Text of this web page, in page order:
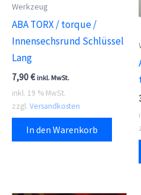
Werkzeug
ABA TORX / torque /
Innensechsrund Schlüssel
Lang
7,90€ inkl. MwSt.
inkl. 19 % MwSt.
zzgl. Versandkosten
In den Warenkorb